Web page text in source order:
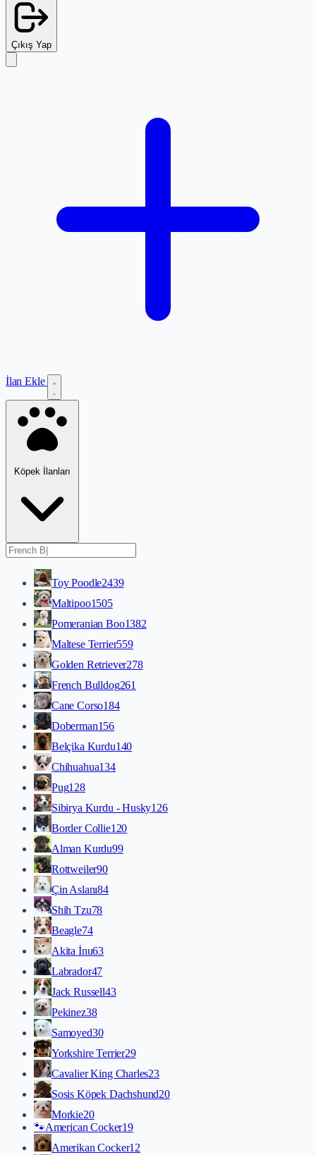
Çıkış Yap
İlan Ekle
Köpek İlanları
Toy Poodle2439
Maltipoo1505
Pomeranian Boo1382
Maltese Terrier559
Golden Retriever278
French Bulldog261
Cane Corso184
Doberman156
Belçika Kurdu140
Chihuahua134
Pug128
Sibirya Kurdu - Husky126
Border Collie120
Alman Kurdu99
Rottweiler90
Çin Aslanı84
Shih Tzu78
Beagle74
Akita İnu63
Labrador47
Jack Russell43
Pekinez38
Samoyed30
Yorkshire Terrier29
Cavalier King Charles23
Sosis Köpek Dachshund20
Morkie20
🐾American Cocker19
Amerikan Cocker12